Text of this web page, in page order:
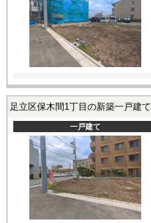
足立区保木間1丁目の新築一戸建て
一戸建て